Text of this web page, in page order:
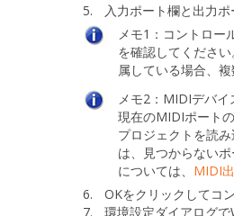
5.
入力ポート欄と 出力ポ
メモ1： コントロー
を確認してくださ
属している場合、
メモ2： MIDIデバイ
現在のMIDIポート
プロジェクトを読
は、見つからない
については、 MIDI
6.
OKをクリックして コ
7.
環境設定ダイアログで